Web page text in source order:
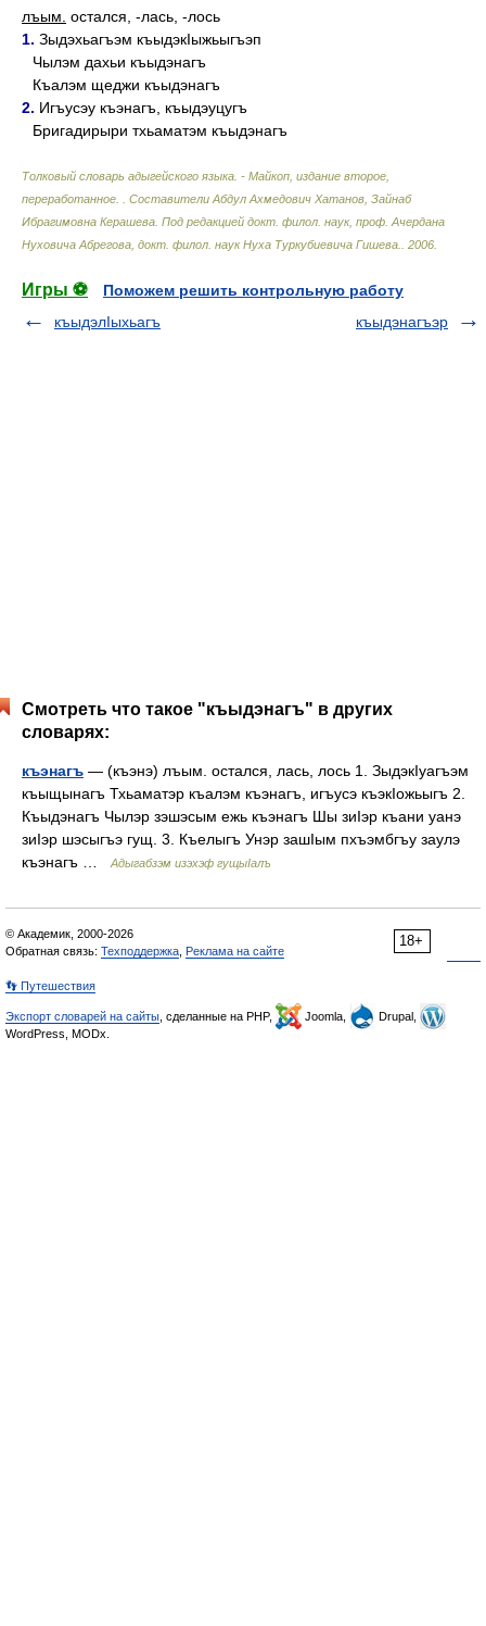
лъым. остался, -лась, -лось
1. Зыдэхьагъэм къыдэкIыжьыгъэп
Чылэм дахьи къыдэнагъ
Къалэм щеджи къыдэнагъ
2. Игъусэу къэнагъ, къыдэуцугъ
Бригадирыри тхьаматэм къыдэнагъ
Толковый словарь адыгейского языка. - Майкоп, издание второе,
переработанное.
Составители Абдул Ахмедович Хатанов, Зайнаб
Ибрагимовна Керашева. Под редакцией докт. филол. наук, проф. Ачердана
Нуховича Абрегова, докт. филол. наук Нуха Туркубиевича Гишева.
2006
Игры ⚽
Поможем решить контрольную работу
къыдэлIыхьагъ
къыдэнагъэр
Смотреть что такое "къыдэнагъ" в других
словарях:
къэнагъ — (къэнэ) лъым. остался, лась, лось 1. ЗыдэкIуагъэм
къыщынагъ Тхьаматэр къалэм къэнагъ, игъусэ къэкIожьыгъ 2.
Къыдэнагъ Чылэр зэшэсым ежь къэнагъ Шы зиIэр къани уанэ
зиIэр шэсыгъэ гущ. 3. Къелыгъ Унэр зашIым пхъэмбгъу заулэ
къэнагъ …
Адыгабзэм изэхэф гущыIалъ
18+
© Академик, 2000-2026
Обратная связь: Техподдержка Реклама на сайте
👣 Путешествия
Экспорт словарей на сайты , сделанные на PHP, Joomla,
Drupal,
WordPress, MODx.